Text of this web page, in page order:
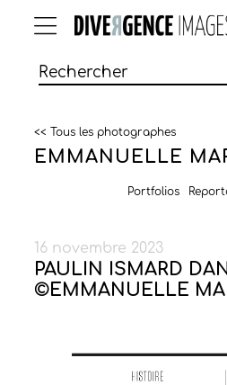
<< Tous les photographes
EMMANUELLE
Portfolios
16 novembre 2023
PAULIN ISMARD
©EMMANUELLE